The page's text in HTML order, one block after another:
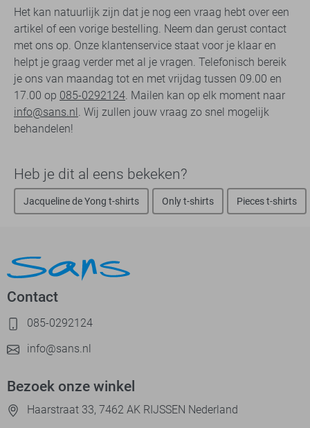
Het kan natuurlijk zijn dat je nog een vraag hebt over een
artikel of een vorige bestelling. Neem dan gerust contact
met ons op. Onze klantenservice staat voor je klaar en
helpt je graag verder met al je vragen. Telefonisch bereik
je ons van maandag tot en met vrijdag tussen 09.00 en
17.00 op 085-0292124. Mailen kan op elk moment naar
info@sans.nl. Wij zullen jouw vraag zo snel mogelijk
behandelen!
Heb je dit al eens bekeken?
Jacqueline de Yong t-shirts Only t-shirts Pieces t-shirts
Contact
085-0292124
info@sans.nl
Bezoek onze winkel
Haarstraat 33, 7462 AK RIJSSEN Nederland